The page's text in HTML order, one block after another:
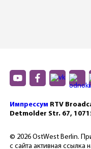
Импрессум RTV
Detmolder Str. 67,
© 2026 OstWest Berlin.
с сайта активная ссылка